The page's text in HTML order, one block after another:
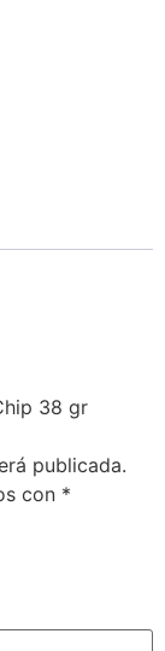
38 gr
publicada.
con *